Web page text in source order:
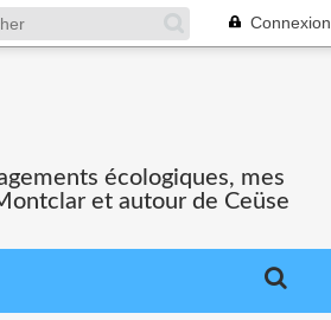
Connexion
écologiques, mes
et autour de Ceüse